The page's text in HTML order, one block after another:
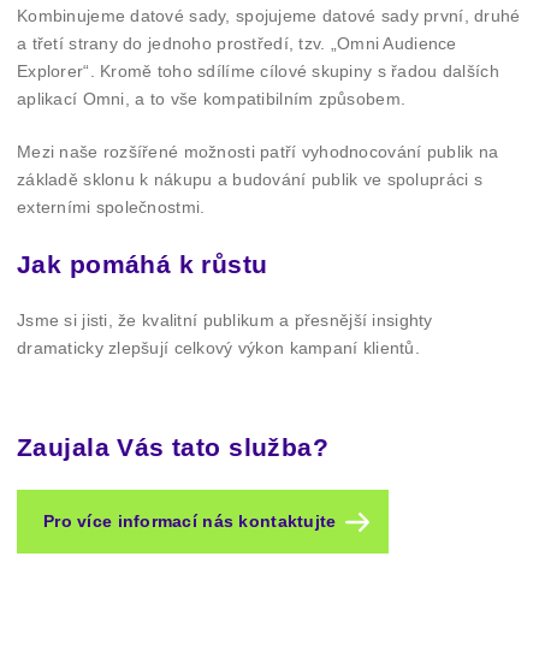
Kombinujeme datové sady, spojujeme datové sady první, druhé
a třetí strany do jednoho prostředí, tzv. „Omni Audience
Explorer“. Kromě toho sdílíme cílové skupiny s řadou dalších
aplikací Omni, a to vše kompatibilním způsobem.
Mezi naše rozšířené možnosti patří vyhodnocování publik na
základě sklonu k nákupu a budování publik ve spolupráci s
externími společnostmi.
Jak pomáhá k růstu
Jsme si jisti, že kvalitní publikum a přesnější insighty
dramaticky zlepšují celkový výkon kampaní klientů.
Zaujala Vás tato služba?
Pro více informací nás kontaktujte